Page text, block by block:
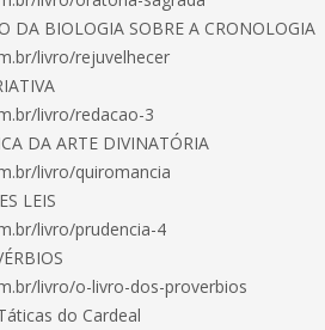
DA BIOLOGIA SOBRE A CRONOLOGIA
livro/rejuvelhecer
livro/redacao-3
DA ARTE DIVINATÓRIA
livro/quiromancia
LEIS
livro/prudencia-4
livro/o-livro-dos-proverbios
do Cardeal